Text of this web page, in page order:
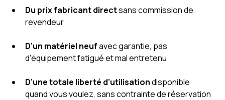
Du prix fabricant directsans commission de
revendeur
D'un matériel neufavec garantie, pas
d'équipement fatigué et mal entretenu
D'une totale liberté d'utilisationdisponible
quand vous voulez, sans contrainte de réservation